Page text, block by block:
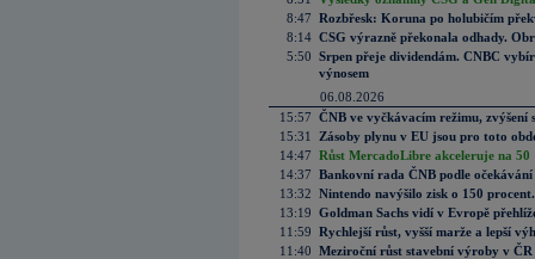
8:47 Rozbřesk: Koruna po holubičím
8:14 CSG výrazně překonala odhady.
5:50 Srpen přeje dividendám. CNBC
výnosem
06.08.2026
15:57 ČNB ve vyčkávacím režimu, zvýšení
15:31
Zásoby plynu v EU jsou pro toto
14:47 Růst MercadoLibre akceleruje na
14:37 Bankovní rada ČNB podle
13:32 Nintendo navýšilo zisk o 150
13:19 Goldman Sachs vidí v Evropě
11:59 Rychlejší růst, vyšší marže a lepší
11:40 Meziroční růst stavební výroby v